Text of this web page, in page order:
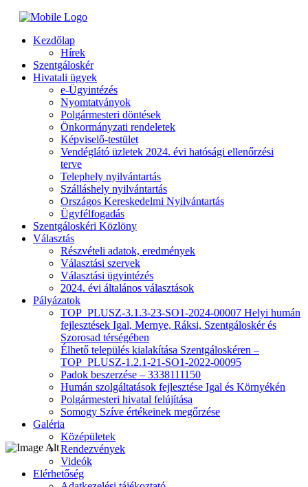
Kezdőlap
Hírek
Szentgáloskér
Hivatali ügyek
e-Ügyintézés
Nyomtatványok
Polgármesteri döntések
Önkormányzati rendeletek
Képviselő-testület
Vendéglátó üzletek 2024. évi hatósági ellenőrzési
terve
Telephely nyilvántartás
Szálláshely nyilvántartás
Országos Kereskedelmi Nyilvántartás
Ügyfélfogadás
Szentgáloskéri Közlöny
Választás
Részvételi adatok, eredmények
Választási szervek
Választási ügyintézés
2024. évi általános választások
Pályázatok
TOP_PLUSZ-3.1.3-23-SO1-2024-00007 Helyi humán
fejlesztések Igal, Mernye, Ráksi, Szentgáloskér és
Szorosad térségében
Élhető település kialakítása Szentgáloskéren –
TOP_PLUSZ-1.2.1-21-SO1-2022-00095
Padok beszerzése – 3338111150
Humán szolgáltatások fejlesztése Igal és Környékén
Polgármesteri hivatal felújítása
Somogy Szíve értékeinek megőrzése
Galéria
Középületek
Rendezvények
Videók
Elérhetőség